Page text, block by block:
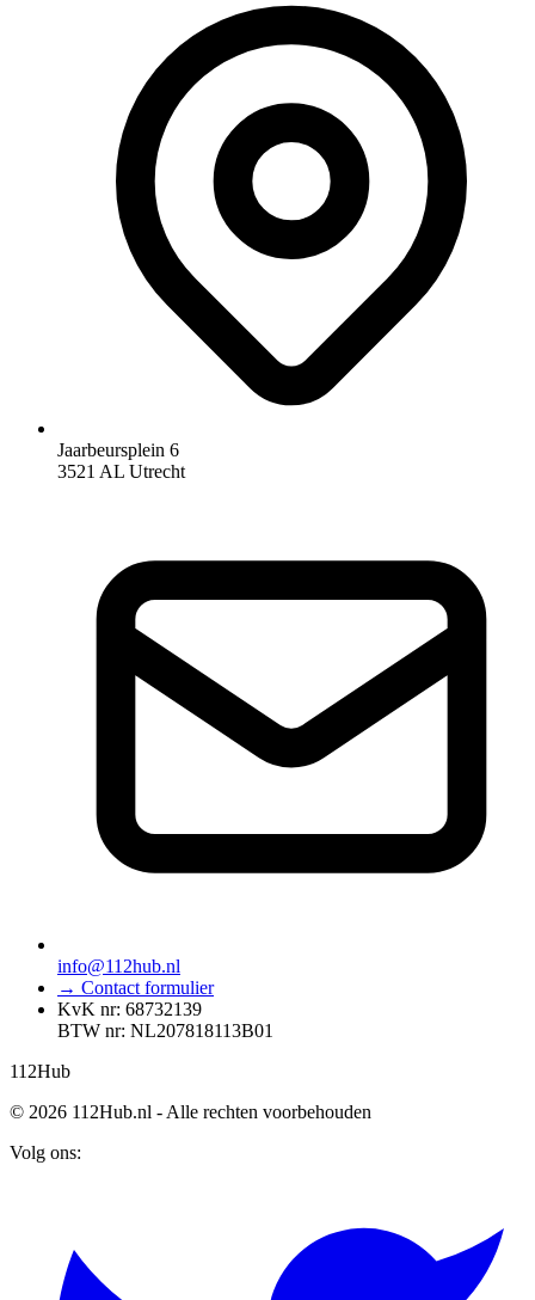
Jaarbeursplein 6
3521 AL Utrecht
info@112hub.nl
→ Contact formulier
KvK nr: 68732139
BTW nr: NL207818113B01
112Hub
© 2026 112Hub.nl - Alle rechten voorbehouden
Volg ons: